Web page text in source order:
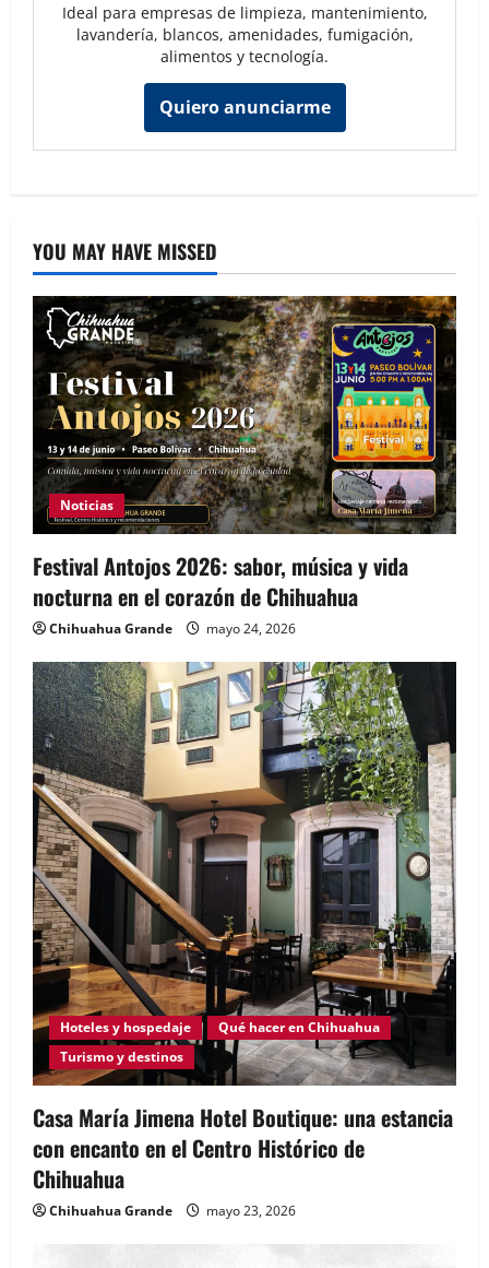
Ideal para empresas de limpieza, mantenimiento,
lavandería, blancos, amenidades, fumigación,
alimentos y tecnología.
Quiero anunciarme
YOU MAY HAVE MISSED
Noticias
Festival Antojos 2026: sabor, música y vida
nocturna en el corazón de Chihuahua
Chihuahua Grande mayo 24, 2026
Hoteles y hospedaje
Qué hacer en Chihuahua
Turismo y destinos
Casa María Jimena Hotel Boutique: una estancia
con encanto en el Centro Histórico de
Chihuahua
Chihuahua Grande mayo 23, 2026